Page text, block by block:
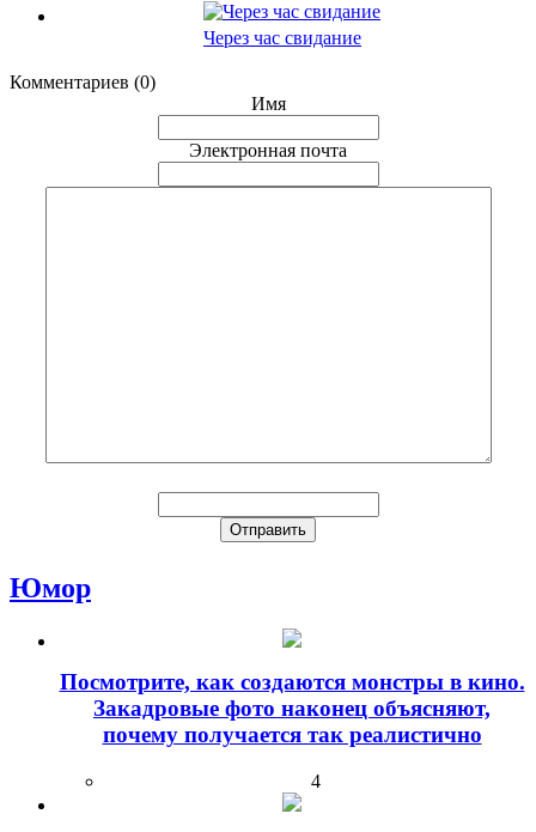
Через час свидание
Комментариев (0)
Имя
Электронная почта
Юмор
Посмотрите, как создаются монстры в кино.
Закадровые фото наконец объясняют,
почему получается так реалистично
4